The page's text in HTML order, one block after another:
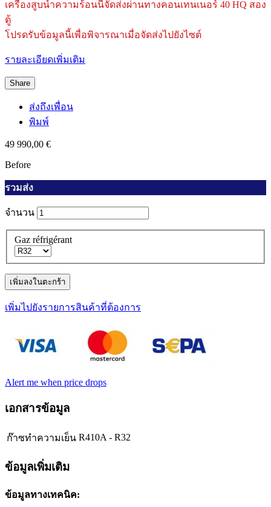
เครื่องสูบน้ำความร้อนนี้จัดส่งผ่านทางคอนเทนเนอร์ 40 HQ สอง
ตู้
โปรดรับข้อมูลนี้เพื่อพิจารณาเมื่อจัดส่งไปยังไซต์
รายละเอียดเพิ่มเติม
Share
ส่งถึงเพื่อน
พิมพ์
49 990,00 €
Before
รวมส่ง
จำนวน
Gaz réfrigérant
เพิ่มลงในตะกร้า
เพิ่มไปยังรายการสินค้าที่ต้องการ
Alert me when price drops
เอกสารข้อมูล
ก๊าซทำความเย็น R410A - R32
ข้อมูลเพิ่มเติม
ข้อมูลทางเทคนิค: